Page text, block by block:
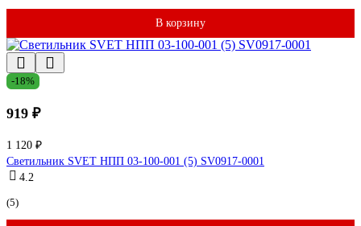
В корзину
-18%
919 ₽
1 120 ₽
Светильник SVET НПП 03-100-001 (5) SV0917-0001
4.2
(5)